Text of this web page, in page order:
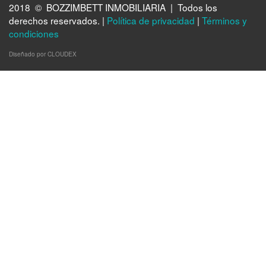
2018 © BOZZIMBETT INMOBILIARIA | Todos los
derechos reservados. | Política de privacidad | Términos y
condiciones
Diseñado por CLOUDEX